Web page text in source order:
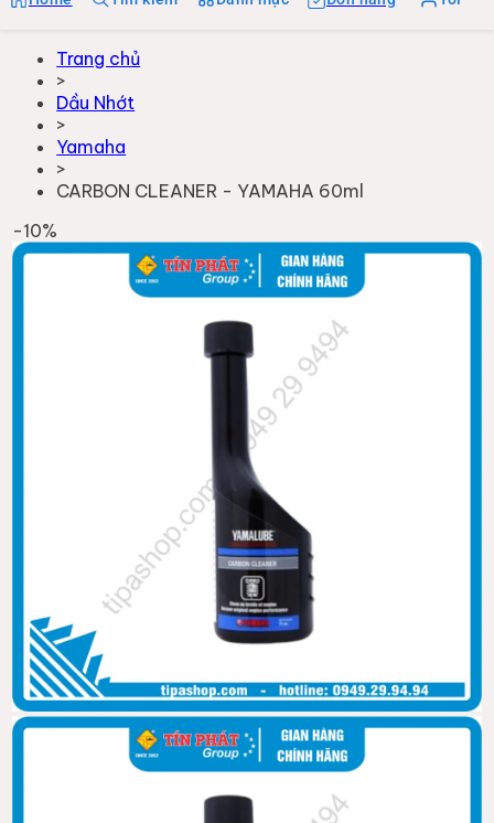
Trang chủ
>
Dầu Nhớt
>
Yamaha
>
CARBON CLEANER - YAMAHA 60ml
-10%